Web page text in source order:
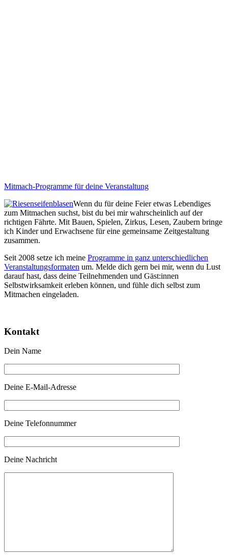
Mitmach-Programme für deine Veranstaltung
Wenn du für deine Feier etwas Lebendiges
zum Mitmachen suchst, bist du bei mir wahrscheinlich auf der
richtigen Fährte. Mit Bauen, Spielen, Zirkus, Lesen, Zaubern bringe
ich Kinder und Erwachsene für eine gemeinsame Zeitgestaltung
zusammen.
Seit 2008 setze ich meine Programme in ganz unterschiedlichen
Veranstaltungsformaten um. Melde dich gern bei mir, wenn du Lust
darauf hast, dass deine Teilnehmenden und Gäst:innen
Selbstwirksamkeit erleben können, und fühle dich selbst zum
Mitmachen eingeladen.
Kontakt
Dein Name
Deine E-Mail-Adresse
Deine Telefonnummer
Deine Nachricht